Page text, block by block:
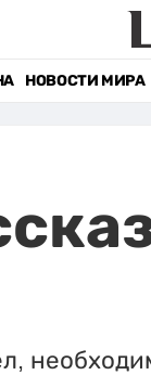
НОВОСТИ МИРА